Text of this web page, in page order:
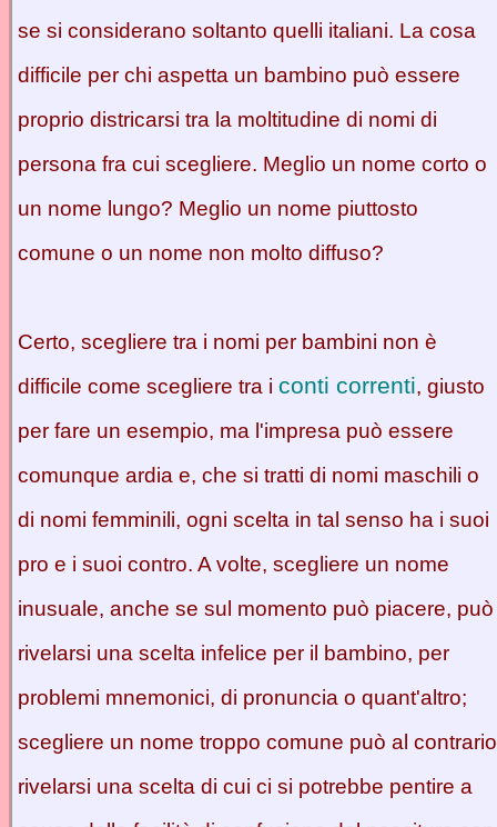
se si considerano soltanto quelli italiani. La cosa
difficile per chi aspetta un bambino può essere
proprio districarsi tra la moltitudine di nomi di
persona fra cui scegliere. Meglio un nome corto o
un nome lungo? Meglio un nome piuttosto
comune o un nome non molto diffuso?
Certo, scegliere tra i nomi per bambini non è
difficile come scegliere tra i conti correnti, giusto
per fare un esempio, ma l'impresa può essere
comunque ardia e, che si tratti di nomi maschili o
di nomi femminili, ogni scelta in tal senso ha i suoi
pro e i suoi contro. A volte, scegliere un nome
inusuale, anche se sul momento può piacere, può
rivelarsi una scelta infelice per il bambino, per
problemi mnemonici, di pronuncia o quant'altro;
scegliere un nome troppo comune può al contrario
rivelarsi una scelta di cui ci si potrebbe pentire a